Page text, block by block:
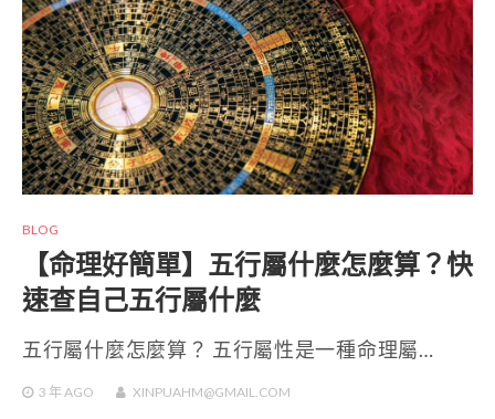
BLOG
【命理好簡單】五行屬什麼怎麼算？快
速查自己五行屬什麼
五行屬什麼怎麼算？ 五行屬性是一種命理屬…
3 年AGO XINPUAHM@GMAIL.COM